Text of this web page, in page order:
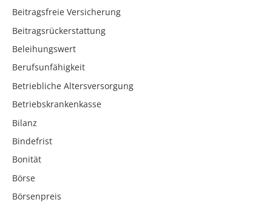
Beitragsfreie Versicherung
Beitragsrückerstattung
Beleihungswert
Berufsunfähigkeit
Betriebliche Altersversorgung
Betriebskrankenkasse
Bilanz
Bindefrist
Bonität
Börse
Börsenpreis